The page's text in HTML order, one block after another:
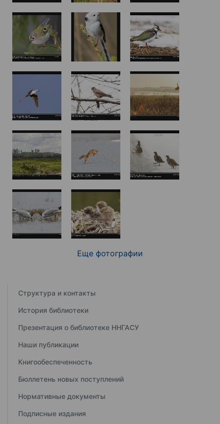
Еще фотографии
Структура и контакты
История библиотеки
Презентация о библиотеке ННГАСУ
Наши публикации
Книгообеспеченность
Бюллетень новых поступлений
Нормативные документы
Подписные издания